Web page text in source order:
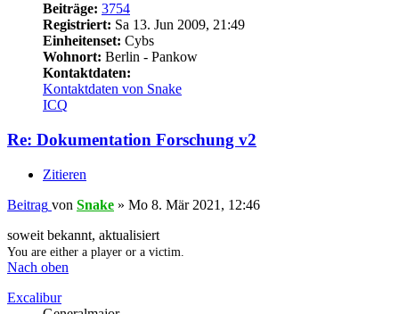
Beiträge: 3754
Registriert: Sa 13. Jun 2009, 21:49
Einheitenset: Cybs
Wohnort: Berlin - Pankow
Kontaktdaten:
Kontaktdaten von Snake
ICQ
Re: Dokumentation Forschung v2
Zitieren
Beitrag von Snake » Mo 8. Mär 2021, 12:46
soweit bekannt, aktualisiert
You are either a player or a victim.
Nach oben
Excalibur